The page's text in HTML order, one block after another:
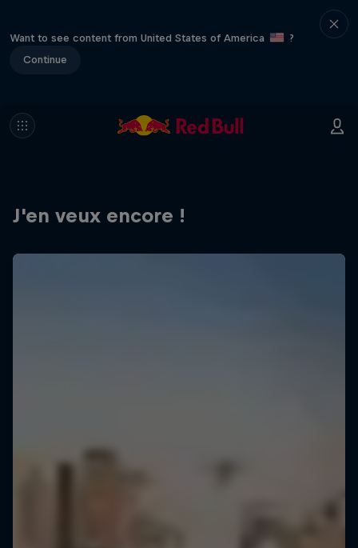
Want to see content from United States of America
?
Continue
J'en veux encore !